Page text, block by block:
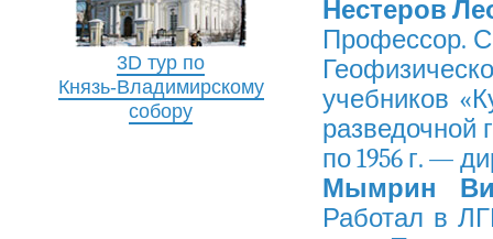
3D тур по
Князь-Владимирскому
собору
Нестеров
Профессор.
учебников
разведочной
по 1956 г. —
Мымрин
Работал в